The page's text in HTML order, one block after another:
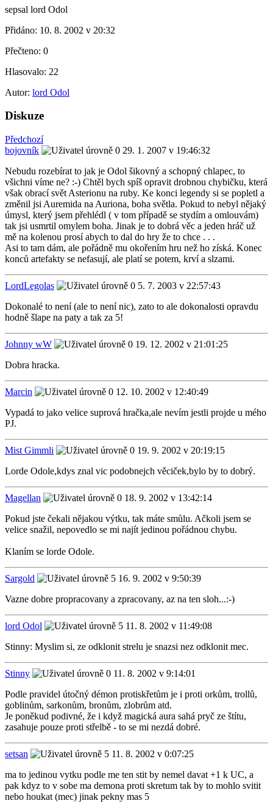
sepsal lord Odol
Přidáno: 10. 8. 2002 v 20:32
Přečteno: 0
Hlasovalo: 22
Autor: lord Odol
Diskuze
Předchozí
bojovník
29. 1. 2007 v 19:46:32
Nebudu rozebírat to jak je Odol šikovný a schopný chlapec, to
všichni víme ne? :-) Chtěl bych spíš opravit drobnou chybičku, která
však obrací svět Asterionu na ruby. Ke konci legendy si se popletl a
změnil jsi Auremida na Auriona, boha světla. Pokud to nebyl nějaký
úmysl, který jsem přehlédl ( v tom případě se stydím a omlouvám)
tak jsi usmrtil omylem boha. Jinak je to dobrá věc a jeden hráč už
mě na kolenou prosí abych to dal do hry že to chce . . .
Asi to tam dám, ale pořádně mu okořením hru než ho získá. Konec
konců artefakty se nefasují, ale platí se potem, krví a slzami.
LordLegolas
5. 7. 2003 v 22:57:43
Dokonalé to není (ale to není nic), zato to ale dokonalosti opravdu
hodně šlape na paty a tak za 5!
Johnny wW
19. 12. 2002 v 21:01:25
Dobra hracka.
Marcin
12. 10. 2002 v 12:40:49
Vypadá to jako velice suprová hračka,ale nevím jestli projde u mého
PJ.
Mist Gimmli
19. 9. 2002 v 20:19:15
Lorde Odole,kdys znal vic podobnejch věciček,bylo by to dobrý.
Magellan
18. 9. 2002 v 13:42:14
Pokud jste čekali nějakou výtku, tak máte smůlu. Ačkoli jsem se
velice snažil, nepovedlo se mi najít jedinou pořádnou chybu.
Klaním se lorde Odole.
Sargold
16. 9. 2002 v 9:50:39
Vazne dobre propracovany a zpracovany, az na ten sloh...:-)
lord Odol
11. 8. 2002 v 11:49:08
Stinny: Myslim si, ze odklonit strelu je snazsi nez odklonit mec.
Stinny
11. 8. 2002 v 9:14:01
Podle pravidel útočný démon protiskřetům je i proti orkům, trollů,
goblinům, sarkonům, bronům, zlobrům atd.
Je poněkud podivné, že i když magická aura sahá pryč ze štítu,
zasahuje pouze proti střelbě - to se mi nezdá dobré.
setsan
11. 8. 2002 v 0:07:25
ma to jedinou vytku podle me ten stit by nemel davat +1 k UC, a
pak kdyz to v sobe ma demona proti skretum tak by to mohlo svitit
nebo houkat (mec) jinak pekny mas 5